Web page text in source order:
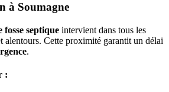
à Soumagne
fosse septique intervient dans tous les
alentours. Cette proximité garantit un délai
.
: